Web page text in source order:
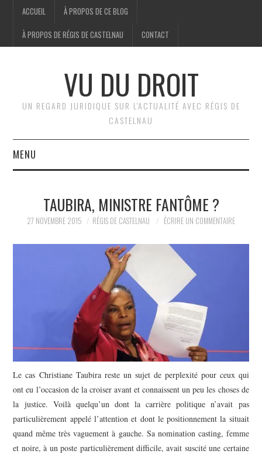
ACCUEIL À PROPOS DE CE BLOG
À PROPOS DE RÉGIS DE CASTELNAU CONTACT
VU DU DROIT
UN REGARD JURIDIQUE SUR L'ACTUALITÉ AVEC RÉGIS DE
CASTELNAU
MENU
BRÈVES
JURIDIQUE
SPORT
TAUBIRA, MINISTRE FANTÔME ?
27 NOVEMBRE 2015 RÉGIS DE CASTELNAU ÉCRIRE UN COMMENTAIRE
Le cas Christiane Taubira reste un sujet de perplexité pour ceux qui
ont eu l’occasion de la croiser avant et connaissent un peu les choses de
la justice. Voilà quelqu’un dont la carrière politique n’avait pas
particulièrement appelé l’attention et dont le positionnement la situait
quand même très vaguement à gauche. Sa nomination casting, femme
et noire, à un poste particulièrement difficile, avait suscité une certaine